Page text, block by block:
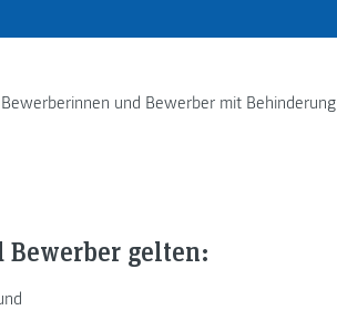
Bewerberinnen und Bewerber mit Behinderung
gelten: